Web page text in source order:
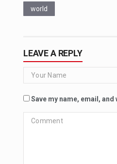
world
LEAVE A REPLY
Save my name, email,